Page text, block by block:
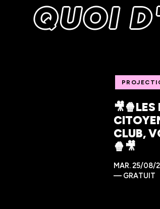
QUOI
🎥🍿LES
CLUB,
🍿🎥
MAR.25/08/
— GRATUIT